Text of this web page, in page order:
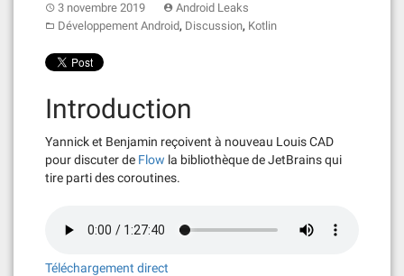
3 novembre 2019
Android Leaks
Développement Android, Discussion, Kotlin
Introduction
Yannick et Benjamin reçoivent à nouveau Louis CAD
pour discuter de Flow la bibliothèque de JetBrains qui
tire parti des coroutines.
Téléchargement direct